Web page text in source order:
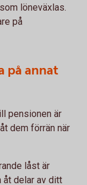
löneväxlas.
på
på annat
pensionen är
dem förrän när
låst är
åt delar av ditt